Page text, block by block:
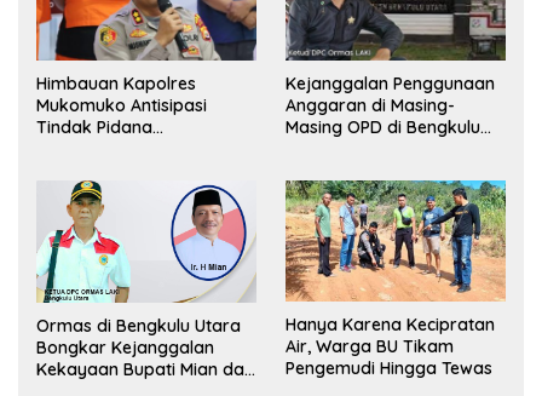
Himbauan Kapolres
Mukomuko Antisipasi
Tindak Pidana
Kejanggalan Penggunaan
Anggaran di Masing-
Masing OPD di Bengkulu
Ormas di Bengkulu Utara
Bongkar Kejanggalan
Kekayaan Bupati Mian dan
Hanya Karena Kecipratan
Air, Warga BU Tikam
Pengemudi Hingga Tewas